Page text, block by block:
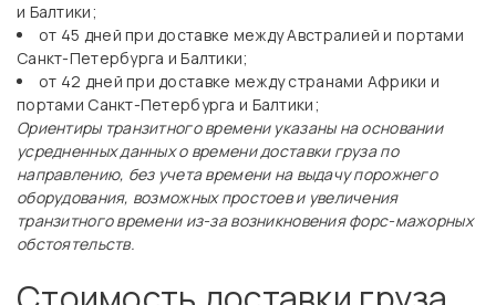
и Балтики;
от 45 дней при доставке между Австралией и портами
Санкт-Петербурга и Балтики;
от 42 дней при доставке между странами Африки и
портами Санкт-Петербурга и Балтики;
Ориентиры транзитного времени указаны на основании
усредненных данных о времени доставки груза по
направлению, без учета времени на выдачу порожнего
оборудования, возможных простоев и увеличения
транзитного времени из-за возникновения форс-мажорных
обстоятельств.